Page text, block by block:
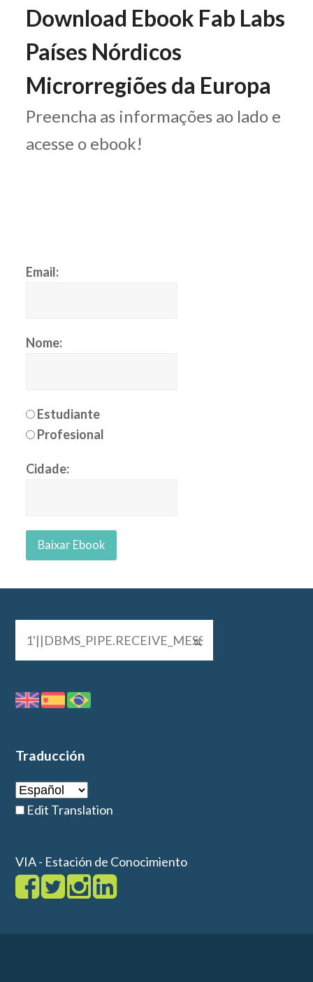
Download Ebook Fab Labs
Países Nórdicos
Microrregiões da Europa
Preencha as informações ao lado e
acesse o ebook!
Email:
Nome:
Estudiante
Profesional
Cidade:
Traducción
Edit Translation
VIA - Estación de Conocimiento